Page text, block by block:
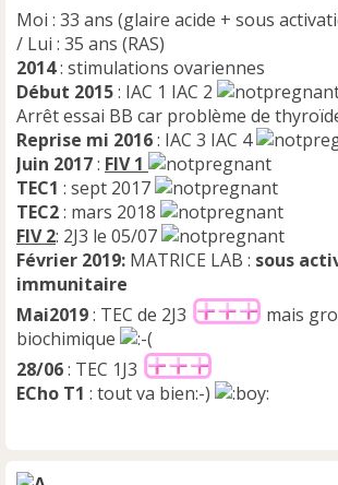
n
l
u
Moi : 33 ans (glaire acide + sous
/ Lui : 35 ans (RAS)
2014: stimulations ovariennes
Début 2015: IAC 1 IAC 2
Arrêt essai BB car problème de
Reprise mi 2016: IAC 3 IAC 4
Juin 2017: FIV 1
TEC1 : sept 2017
TEC2: mars 2018
FIV 2: 2J3 le 05/07
Février 2019: MATRICE LAB : sous
immunitaire
Mai2019: TEC de 2J3
mais
biochimique
28/06: TEC 1J3
ECho T1 : tout va bien:-)